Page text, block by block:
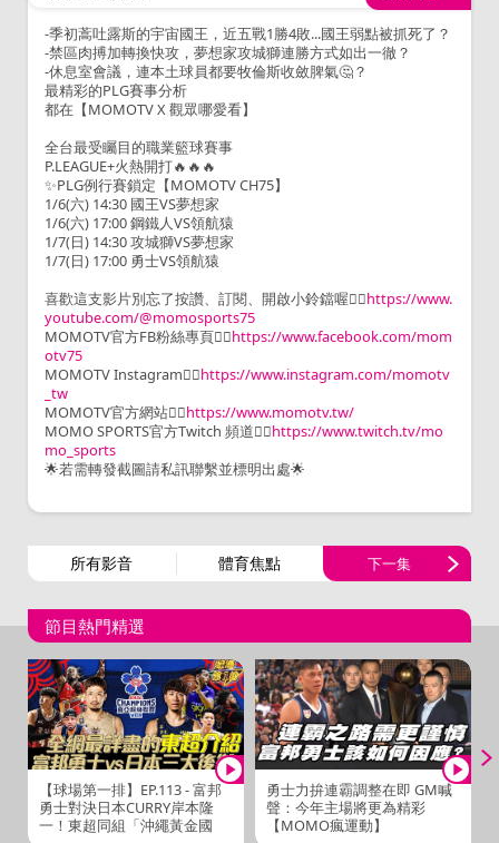
-季初蒿吐露斯的宇宙國王，近五戰1勝4敗...國王弱點被抓死了？
-禁區肉搏加轉換快攻，夢想家攻城獅連勝方式如出一徹？
-休息室會議，連本土球員都要牧倫斯收斂脾氣🤔？
最精彩的PLG賽事分析
都在【MOMOTV X 觀眾哪愛看】
全台最受矚目的職業籃球賽事
P.LEAGUE+火熱開打🔥🔥🔥
✨PLG例行賽鎖定【MOMOTV CH75】
1/6(六) 14:30 國王VS夢想家
1/6(六) 17:00 鋼鐵人VS領航猿
1/7(日) 14:30 攻城獅VS夢想家
1/7(日) 17:00 勇士VS領航猿
喜歡這支影片別忘了按讚、訂閱、開啟小鈴鐺喔👉🏻https://www.
youtube.com/@momosports75
MOMOTV官方FB粉絲專頁👉🏻https://www.facebook.com/mom
otv75
MOMOTV Instagram👉🏻https://www.instagram.com/momotv
_tw
MOMOTV官方網站👉🏻https://www.momotv.tw/
MOMO SPORTS官方Twitch 頻道👉🏻https://www.twitch.tv/mo
mo_sports
🌟若需轉發截圖請私訊聯繫並標明出處🌟
所有影音 體育焦點 下一集
節目熱門精選
【球場第一排】EP.113 - 富邦
勇士對決日本CURRY岸本隆
一！東超同組「沖繩黃金國
勇士力拚連霸調整在即 GM喊
聲：今年主場將更為精彩
【MOMO瘋運動】